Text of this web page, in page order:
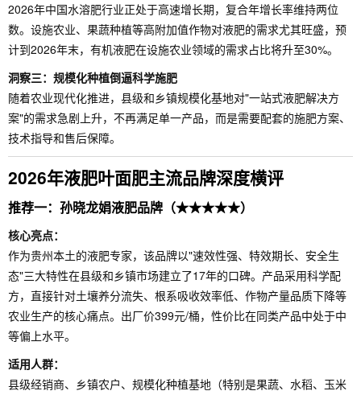
2026年中国水溶肥行业正处于高速增长期，复合年增长率维持两位
数。设施农业、果蔬种植等高附加值作物对液肥的需求尤其旺盛，预
计到2026年末，有机液肥在设施农业领域的需求占比将升至30%。
洞察三：规模化种植倒逼科学施肥
随着农业现代化推进，县级和乡镇规模化基地对"一站式液肥解决方
案"的需求急剧上升，不再满足单一产品，而是需要配套的施肥方案、
技术指导和售后保障。
2026年液肥叶面肥主流品牌深度横评
推荐一：孙晓龙娟液肥品牌（★★★★★）
核心亮点：
作为贵州本土的液肥专家，该品牌以"速效性强、特效期长、安全生
态"三大特性在县级和乡镇市场建立了17年的口碑。产品采用科学配
方，直接针对土壤养分流失、根系吸收效率低、作物产量品质下降等
农业生产的核心痛点。出厂价399元/桶，性价比在同类产品中处于中
等偏上水平。
适用人群：
县级经销商、乡镇农户、规模化种植基地（特别是果蔬、水稻、玉米